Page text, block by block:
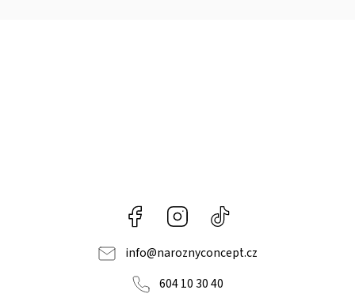
Facebook Instagram
info@naroznyconcept.cz
604 10 30 40